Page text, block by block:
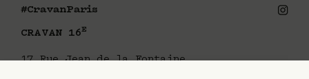
#CravanParis
CRAVAN 16E
17 Rue Jean de la Fontaine